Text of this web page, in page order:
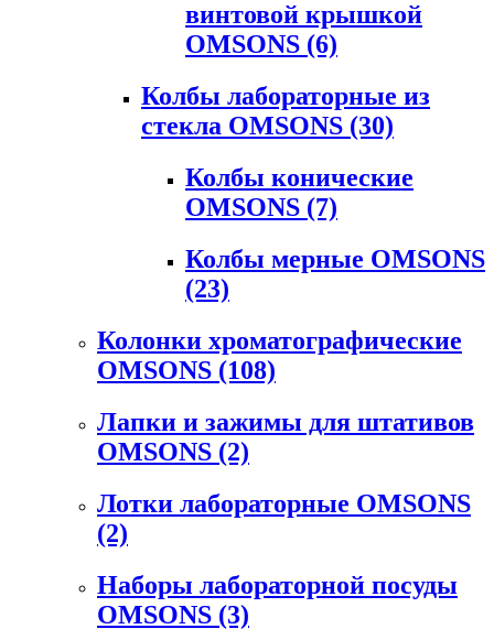
винтовой крышкой
OMSONS (6)
Колбы лабораторные из
стекла OMSONS (30)
Колбы конические
OMSONS (7)
Колбы мерные OMSONS
(23)
Колонки хроматографические
OMSONS (108)
Лапки и зажимы для штативов
OMSONS (2)
Лотки лабораторные OMSONS
(2)
Наборы лабораторной посуды
OMSONS (3)